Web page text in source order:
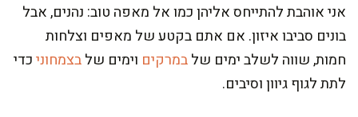
אני אוהבת להתייחס אליהן כמו אל מאפה טוב: נהנים, אבל
בונים סביבו איזון. אם אתם בקטע של מאפים וצלחות
חמות, שווה לשלב ימים שלבמרקים וימים שלבצמחוניכדי
לתת לגוף גיוון וסיבים.